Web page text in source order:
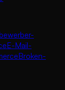
E-Mail-
Broken-